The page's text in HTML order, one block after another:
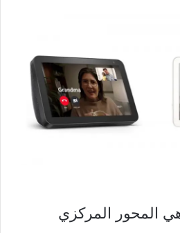
المحور المركزي